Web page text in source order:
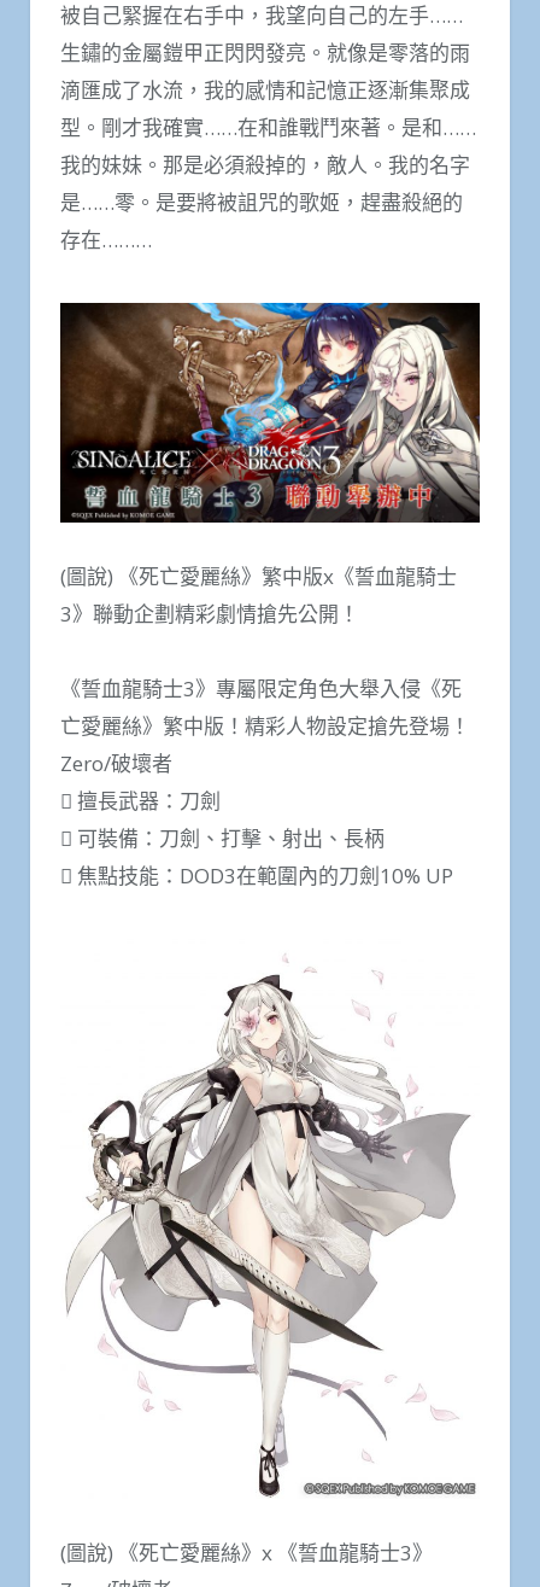
被自己緊握在右手中，我望向自己的左手……
生鏽的金屬鎧甲正閃閃發亮。就像是零落的雨
滴匯成了水流，我的感情和記憶正逐漸集聚成
型。剛才我確實……在和誰戰鬥來著。是和……
我的妹妹。那是必須殺掉的，敵人。我的名字
是……零。是要將被詛咒的歌姬，趕盡殺絕的
存在………
(圖說) 《死亡愛麗絲》繁中版x《誓血龍騎士
3》聯動企劃精彩劇情搶先公開！
《誓血龍騎士3》專屬限定角色大舉入侵《死
亡愛麗絲》繁中版！精彩人物設定搶先登場！
Zero/破壞者
 擅長武器：刀劍
 可裝備：刀劍、打擊、射出、長柄
 焦點技能：DOD3在範圍內的刀劍10% UP
(圖說) 《死亡愛麗絲》x 《誓血龍騎士3》